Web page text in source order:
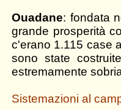
Ouadane: fondata
grande prosperità
c'erano 1.115 case
sono state
estremamente
Sistemazioni al